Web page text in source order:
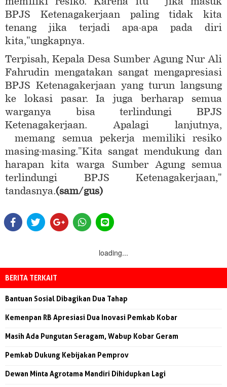
BPJS Ketenagakerjaan paling tidak kita
tenang jika terjadi apa-apa pada diri
kita,"ungkapnya.
Terpisah, Kepala Desa Sumber Agung Nur Ali
Fahrudin mengatakan sangat mengapresiasi
BPJS Ketenagakerjaan yang turun langsung
ke lokasi pasar. Ia juga berharap semua
warganya bisa terlindungi BPJS
Ketenagakerjaan. Apalagi lanjutnya,
memang semua pekerja memiliki resiko
masing-masing."Kita sangat mendukung dan
harapan kita warga Sumber Agung semua
terlindungi BPJS Ketenagakerjaan,"
tandasnya.(sam/gus)
loading...
BERITA TERKAIT
Bantuan Sosial Dibagikan Dua Tahap
Kemenpan RB Apresiasi Dua Inovasi Pemkab Kobar
Masih Ada Pungutan Seragam, Wabup Kobar Geram
Pemkab Dukung Kebijakan Pemprov
Dewan Minta Agrotama Mandiri Dihidupkan Lagi